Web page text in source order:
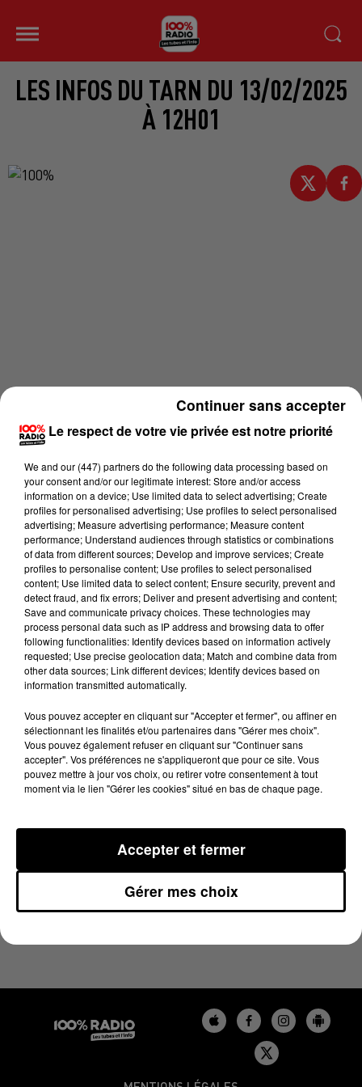
LES INFOS DU TARN DU 13/02/2025
À 12H01
Lecture (2 min 12 sec)
100%
13 février 2025 - 2 min 12 sec
LES INFOS DU TARN DU 13/02/2025 À 12H01
Le respect de votre vie privée est notre priorité
We and our (447) partnersdo the following data processing based on
your consent and/or our legitimate interest: Store and/or access
information on a device; Use limited data to select advertising; Create
profiles for personalised advertising; Use profiles to select personalised
advertising; Measure advertising performance; Measure content
performance; Understand audiences through statistics or combinations
of data from different sources; Develop and improve services; Create
profiles to personalise content; Use profiles to select personalised
content; Use limited data to select content; Ensure security, prevent and
detect fraud, and fix errors; Deliver and present advertising and content;
Save and communicate privacy choices. These technologies may
process personal data such as IP address and browsing data to offer
following functionalities: Identify devices based on information actively
requested; Use precise geolocation data; Match and combine data from
other data sources; Link different devices; Identify devices based on
information transmitted automatically.
Vous pouvez accepter en cliquant sur "Accepter et fermer", ou affiner en
sélectionnant les finalités et/ou partenaires dans "Gérer mes choix".
Vous pouvez également refuser en cliquant sur "Continuer sans
accepter". Vos préférences ne s'appliqueront que pour ce site. Vous
pouvez mettre à jour vos choix, ou retirer votre consentement à tout
moment via le lien "Gérer les cookies" situé en bas de chaque page.
Gérer mes choix
Accepter et fermer
Continuer sans accepter